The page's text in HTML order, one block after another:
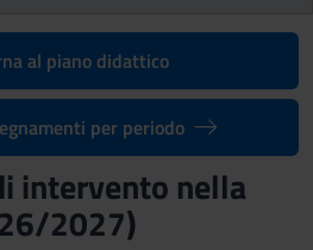
al piano didattico
per periodo
intervento nella
2027)